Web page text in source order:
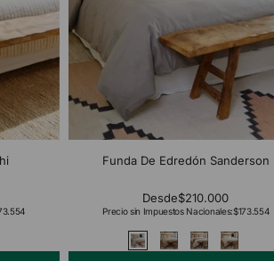
Funda De Edredón Sanderson
Desde$210.000
Precio sin Impuestos Nacionales:$173.554